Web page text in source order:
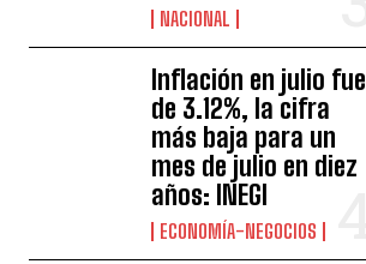
NACIONAL
Inflación en julio fue
de 3.12%, la cifra
más baja para un
mes de julio en diez
años: INEGI
ECONOMÍA-NEGOCIOS